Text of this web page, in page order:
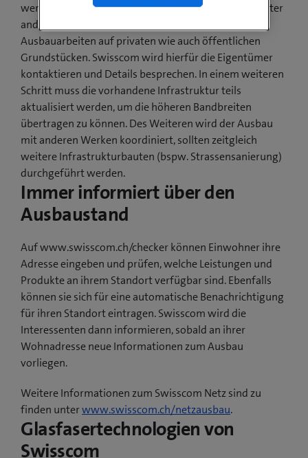
werden, sind noch Vorarbeiten nötig. Dazu gehört unter
anderem das Einholen der Bewilligung für die
Ausbauarbeiten auf privaten wie auch öffentlichen
Grundstücken. Swisscom wird hierfür die Eigentümer
kontaktieren und Details besprechen. In einem weiteren
Schritt muss die vorhandene Infrastruktur teils
aktualisiert werden, um die höheren Bandbreiten
übertragen zu können. Des Weiteren wird der Ausbau
mit anderen Werken koordiniert, sollten zeitgleich
weitere Infrastrukturbauten (bspw. Strassensanierung)
durchgeführt werden.
Immer informiert über den
Ausbaustand
Auf www.swisscom.ch/checker können Einwohner ihre
Adresse eingeben und prüfen, welche Leistungen und
Produkte an ihrem Standort verfügbar sind. Ebenfalls
können sie sich für eine automatische Benachrichtigung
für ihren Standort eintragen. Swisscom wird die
Interessenten dann informieren, sobald an ihrer
Wohnadresse neue Informationen zum Ausbau
vorliegen.
Weitere Informationen zum Swisscom Netz sind zu
finden unterwww.swisscom.ch/netzausbau.
Glasfasertechnologien von
Swisscom